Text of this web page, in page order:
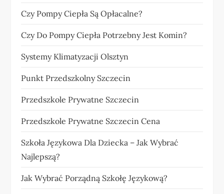
Czy Pompy Ciepła Są Opłacalne?
Czy Do Pompy Ciepła Potrzebny Jest Komin?
Systemy Klimatyzacji Olsztyn
Punkt Przedszkolny Szczecin
Przedszkole Prywatne Szczecin
Przedszkole Prywatne Szczecin Cena
Szkoła Językowa Dla Dziecka – Jak Wybrać
Najlepszą?
Jak Wybrać Porządną Szkołę Językową?